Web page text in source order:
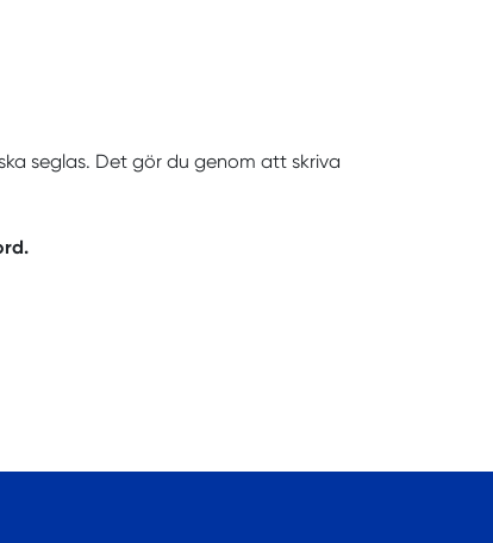
seglas. Det gör du genom att skriva